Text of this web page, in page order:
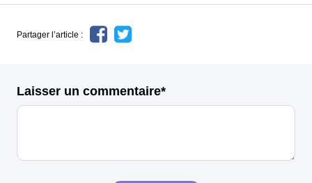
Partager l’article :
Laisser un commentaire*